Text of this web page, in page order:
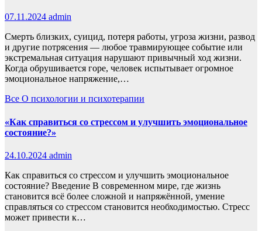
07.11.2024 admin
Смерть близких, суицид, потеря работы, угроза жизни, развод
и другие потрясения — любое травмирующее событие или
экстремальная ситуация нарушают привычный ход жизни.
Когда обрушивается горе, человек испытывает огромное
эмоциональное напряжение,…
Все О психологии и психотерапии
«Как справиться со стрессом и улучшить эмоциональное
состояние?»
24.10.2024 admin
Как справиться со стрессом и улучшить эмоциональное
состояние? Введение В современном мире, где жизнь
становится всё более сложной и напряжённой, умение
справляться со стрессом становится необходимостью. Стресс
может привести к…